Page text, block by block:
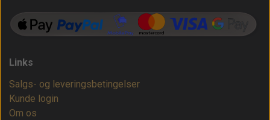
Links
Salgs- og leveringsbetingelser
Kunde login
Om os